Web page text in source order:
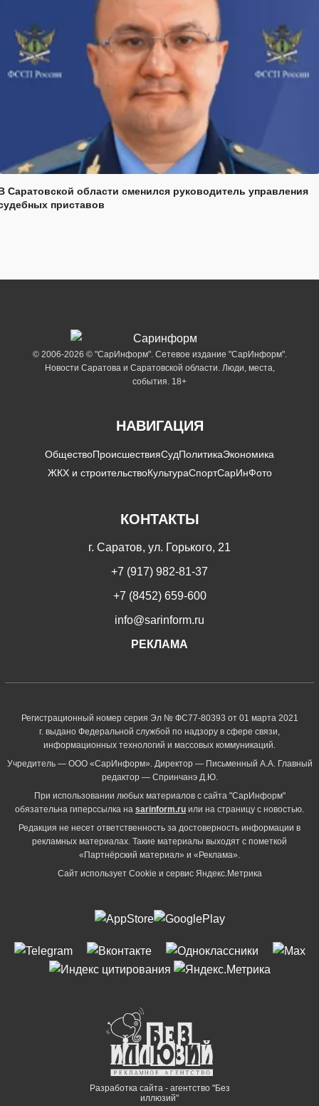
Саратовской области сменился руководитель управления
приставов
© 2006-2026 © "СарИнформ". Сетевое издание "СарИнформ".
Новости Саратова и Саратовской области. Люди, места,
события. 18+
НАВИГАЦИЯ
ОбществоПроисшествияСудПолитикаЭкономика
ЖКХ и строительствоКультураСпортСарИнФото
КОНТАКТЫ
г. Саратов, ул. Горького, 21
+7 (917) 982-81-37
+7 (8452) 659-600
info@sarinform.ru
РЕКЛАМА
Регистрационный номер серия Эл № ФС77-80393 от 01 марта 2021
г. выдано Федеральной службой по надзору в сфере связи,
информационных технологий и массовых коммуникаций.
Учредитель — ООО «СарИнформ». Директор — Письменный А.А. Главный
редактор — Спринчанэ Д.Ю.
При использовании любых материалов с сайта "СарИнформ"
обязательна гиперссылка на sarinform.ru или на страницу с новостью.
Редакция не несет ответственность за достоверность информации в
рекламных материалах. Такие материалы выходят с пометкой
«Партнёрский материал» и «Реклама».
Сайт использует Cookie и сервиc Яндекс.Метрика
Разработка сайта - агентство "Без
иллюзий"